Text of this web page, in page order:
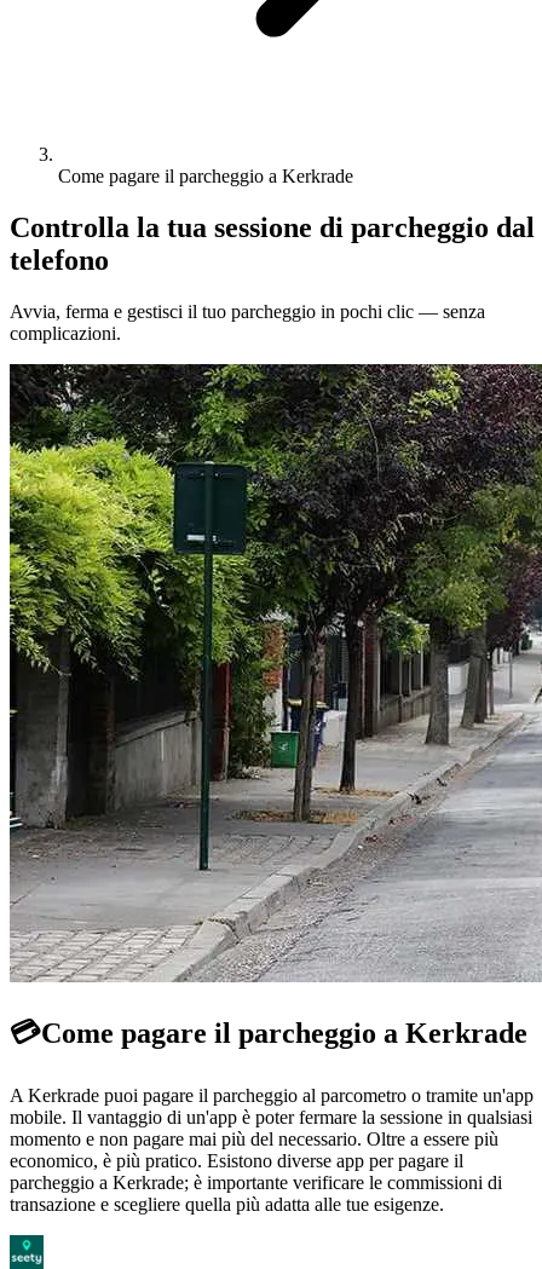
Come pagare il parcheggio a Kerkrade
Controlla la tua sessione di parcheggio dal
telefono
Avvia, ferma e gestisci il tuo parcheggio in pochi clic — senza
complicazioni.
💳Come pagare il parcheggio a Kerkrade
A Kerkrade puoi pagare il parcheggio al parcometro o tramite un'app
mobile. Il vantaggio di un'app è poter fermare la sessione in qualsiasi
momento e non pagare mai più del necessario. Oltre a essere più
economico, è più pratico. Esistono diverse app per pagare il
parcheggio a Kerkrade; è importante verificare le commissioni di
transazione e scegliere quella più adatta alle tue esigenze.